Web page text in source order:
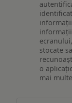
stocate
o
mai